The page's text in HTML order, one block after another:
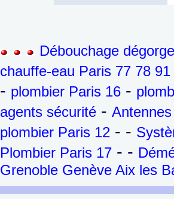
Débouchage
chauffe-eau Paris 77 78
- plombier Paris 16 -
agents sécurité -
plombier Paris 12 - -
Plombier Paris 17 - -
Grenoble Genève Aix les